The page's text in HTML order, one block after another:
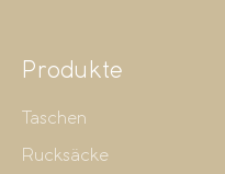
Produkte
Taschen
Rucksäcke